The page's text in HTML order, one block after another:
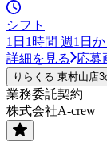
シフト
1日1時間 週1日
詳細を見る
応募
りらくる 東村山店
業務委託契約
株式会社A-crew